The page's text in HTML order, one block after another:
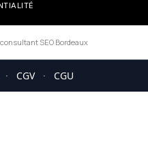
consultant SEO Bordeaux
· CGV · CGU